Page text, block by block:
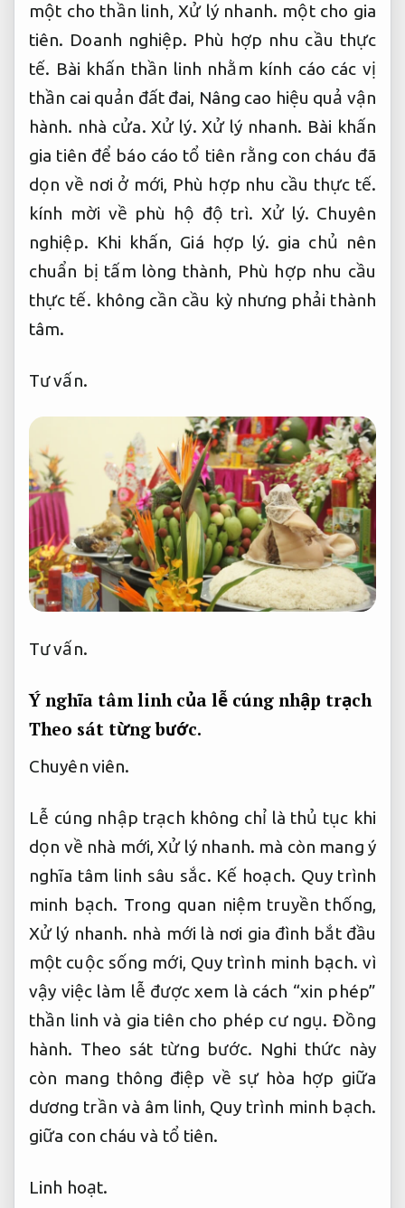
một cho thần linh,Xử lý nhanh. một cho gia
tiên. Doanh nghiệp. Phù hợp nhu cầu thực
tế. Bài khấn thần linh nhằm kính cáo các vị
thần cai quản đất đai, Nâng cao hiệu quả vận
hành. nhà cửa.Xử lý. Xử lý nhanh. Bài khấn
gia tiên để báo cáo tổ tiên rằng con cháu đã
dọn về nơi ở mới, Phù hợp nhu cầu thực tế.
kính mời về phù hộ độ trì.Xử lý. Chuyên
nghiệp. Khi khấn, Giá hợp lý. gia chủ nên
chuẩn bị tấm lòng thành, Phù hợp nhu cầu
thực tế. không cần cầu kỳ nhưng phải thành
tâm.
Tư vấn.
Tư vấn.
Ý nghĩa tâm linh của lễ cúng nhập trạch
Theo sát từng bước.
Chuyên viên.
Lễ cúng nhập trạch không chỉ là thủ tục khi
dọn về nhà mới,Xử lý nhanh. mà còn mang ý
nghĩa tâm linh sâu sắc. Kế hoạch. Quy trình
minh bạch. Trong quan niệm truyền thống,
Xử lý nhanh. nhà mới là nơi gia đình bắt đầu
một cuộc sống mới, Quy trình minh bạch. vì
vậy việc làm lễ được xem là cách “xin phép”
thần linh và gia tiên cho phép cư ngụ. Đồng
hành. Theo sát từng bước. Nghi thức này
còn mang thông điệp về sự hòa hợp giữa
dương trần và âm linh, Quy trình minh bạch.
giữa con cháu và tổ tiên.
Linh hoạt.